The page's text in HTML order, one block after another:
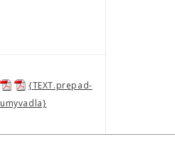
{TEXT.prepad-
umyvadla}